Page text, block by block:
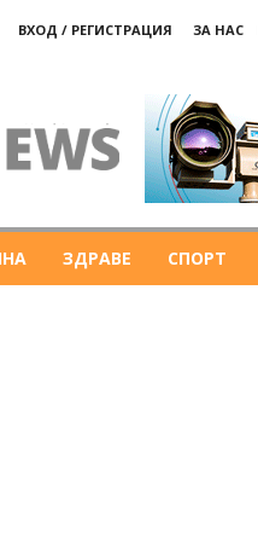
ВХОД / РЕГИСТРАЦИЯ ЗА НАС
ЗДРАВЕ СПОРТ